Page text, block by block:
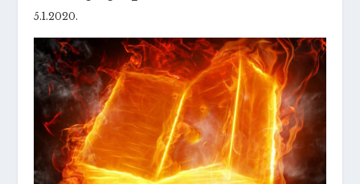
5.1.2020.